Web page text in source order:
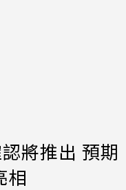
將推出 預期
相